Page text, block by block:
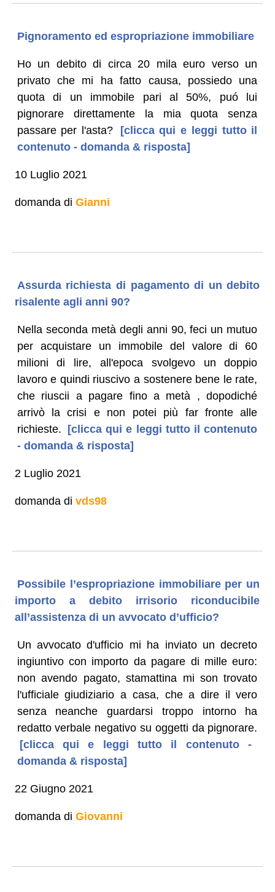
Pignoramento ed espropriazione immobiliare
Ho un debito di circa 20 mila euro verso un
privato che mi ha fatto causa, possiedo una
quota di un immobile pari al 50%, puó lui
pignorare direttamente la mia quota senza
passare per l'asta?
[clicca qui e leggi tutto il
contenuto - domanda & risposta]
10 Luglio 2021
domanda di Gianni
Assurda richiesta di pagamento di un debito
risalente agli anni 90?
Nella seconda metà degli anni 90, feci un mutuo
per acquistare un immobile del valore di 60
milioni di lire, all'epoca svolgevo un doppio
lavoro e quindi riuscivo a sostenere bene le rate,
che riuscii a pagare fino a metà , dopodiché
arrivò la crisi e non potei più far fronte alle
richieste. [clicca qui e leggi tutto il contenuto
- domanda & risposta]
2 Luglio 2021
domanda di vds98
Possibile l’espropriazione immobiliare per un
importo a debito irrisorio riconducibile
all’assistenza di un avvocato d’ufficio?
Un avvocato d'ufficio mi ha inviato un decreto
ingiuntivo con importo da pagare di mille euro:
non avendo pagato, stamattina mi son trovato
l'ufficiale giudiziario a casa, che a dire il vero
senza neanche guardarsi troppo intorno ha
redatto verbale negativo su oggetti da pignorare.
[clicca qui e leggi tutto il contenuto -
domanda & risposta]
22 Giugno 2021
domanda di Giovanni